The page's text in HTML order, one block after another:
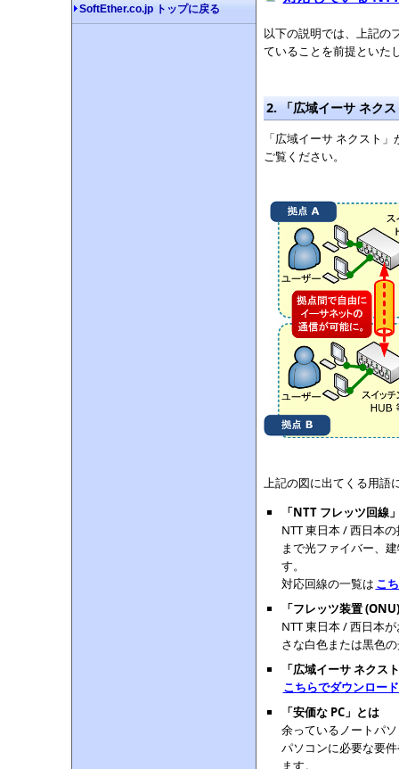
SoftEther.co.jp トップに戻る
以下の説明では、上記の
ていることを前提といた
2. 「広域イーサ ネク
「広域イーサ ネクスト
ご覧ください。
上記の図に出てくる用語
「NTT フレッツ回線
NTT 東日本 / 西日本
まで光ファイバー、
す。
対応回線の一覧は こ
「フレッツ装置
NTT 東日本 / 西日本
さな白色または黒色
「広域イーサ ネクス
こちらでダウンロー
「安価な PC」とは
余っているノートパ
パソコンに必要な要
ます。